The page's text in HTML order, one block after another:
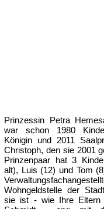
Prinzessin Petra
war schon 1980
Königin und 2011
Christoph, den sie 2001
Prinzenpaar hat 3
alt), Luis (12) und Tom
Wohngeldstelle der
sie ist - wie Ihre Eltern